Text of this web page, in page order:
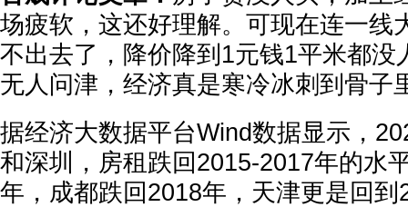
场疲软，这还好理解。可现在连一线
不出去了，降价降到1元钱1平米都没
无人问津，经济真是寒冷冰刺到骨子
据经济大数据平台Wind数据显示，
和深圳，房租跌回2015-2017年的水
年，成都跌回2018年，天津更是回到